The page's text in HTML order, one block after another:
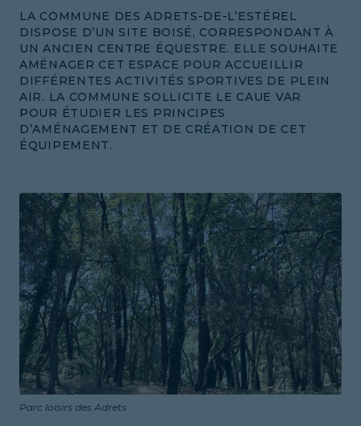
LA COMMUNE DES ADRETS-DE-L’ESTÉREL
DISPOSE D’UN SITE BOISÉ, CORRESPONDANT À
UN ANCIEN CENTRE ÉQUESTRE. ELLE SOUHAITE
AMÉNAGER CET ESPACE POUR ACCUEILLIR
DIFFÉRENTES ACTIVITÉS SPORTIVES DE PLEIN
AIR. LA COMMUNE SOLLICITE LE CAUE VAR
POUR ÉTUDIER LES PRINCIPES
D’AMÉNAGEMENT ET DE CRÉATION DE CET
ÉQUIPEMENT.
Parc loisirs des Adrets